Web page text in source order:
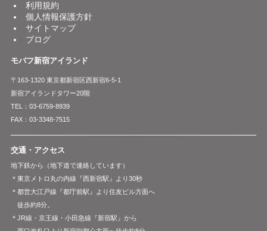
利用規約
個人情報保護方針
サイトマップ
ブログ
モバフ新宿アイランド
〒163-1320 東京都新宿区西新宿6-5-1
新宿アイランドタワー20階
TEL：03-6759-8939
FAX：03-3348-7515
交通・アクセス
地下鉄から（地下道で連絡しています）
＊東京メトロ丸の内線『西新宿駅』より30秒
＊都営大江戸線『都庁前駅』より住友ビル方面へ
徒歩約8分。
＊JR線・京王線・小田急線『新宿駅』から